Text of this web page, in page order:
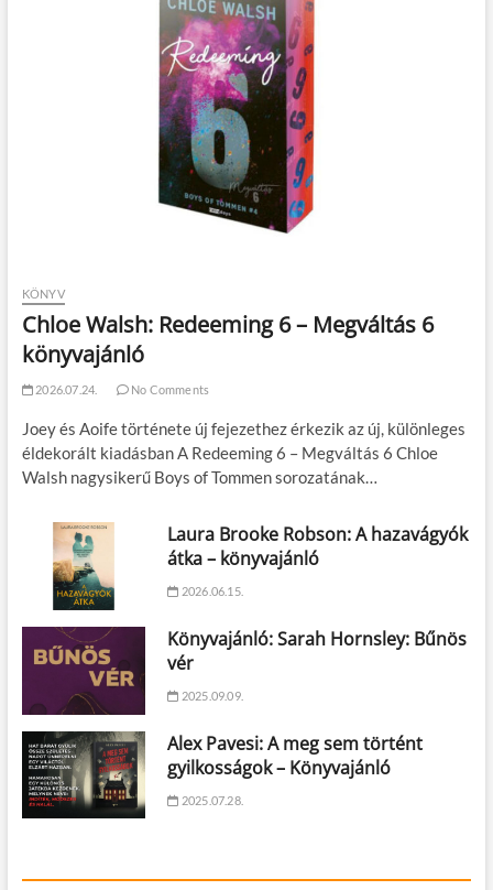
KÖNYV
Chloe Walsh: Redeeming 6 – Megváltás 6
könyvajánló
2026.07.24. No Comments
Joey és Aoife története új fejezethez érkezik az új, különleges
éldekorált kiadásban A Redeeming 6 – Megváltás 6 Chloe
Walsh nagysikerű Boys of Tommen sorozatának…
Laura Brooke Robson: A hazavágyók
átka – könyvajánló
2026.06.15.
Könyvajánló: Sarah Hornsley: Bűnös
vér
2025.09.09.
Alex Pavesi: A meg sem történt
gyilkosságok – Könyvajánló
2025.07.28.